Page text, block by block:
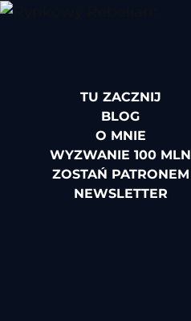
TU ZACZNIJ
BLOG
O MNIE
WYZWANIE 100 MLN
ZOSTAŃ PATRONEM
NEWSLETTER